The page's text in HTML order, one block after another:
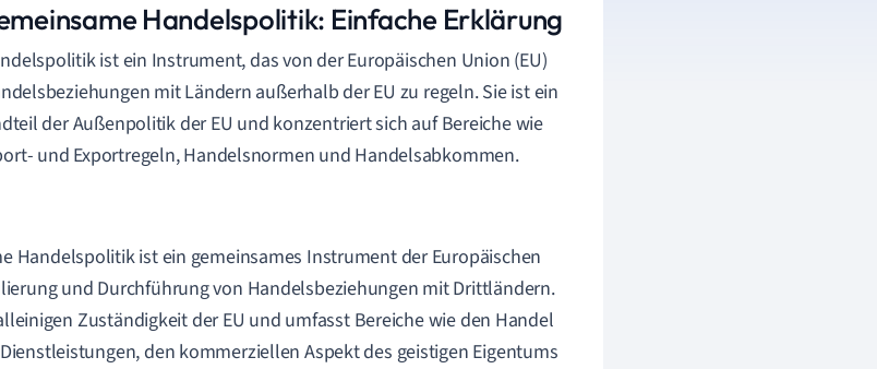
Handelspolitik: Einfache Erklärung
ist ein Instrument, das von der Europäischen Union (EU)
mit Ländern außerhalb der EU zu regeln. Sie ist ein
der Außenpolitik der EU und konzentriert sich auf Bereiche wie
und Exportregeln, Handelsnormen und Handelsabkommen.
Handelspolitik ist ein gemeinsames Instrument der Europäischen
und Durchführung von Handelsbeziehungen mit Drittländern.
Zuständigkeit der EU und umfasst Bereiche wie den Handel
den kommerziellen Aspekt des geistigen Eigentums